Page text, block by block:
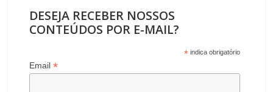
DESEJA RECEBER NOSSOS
CONTEÚDOS POR E-MAIL?
* indica obrigatório
Email*